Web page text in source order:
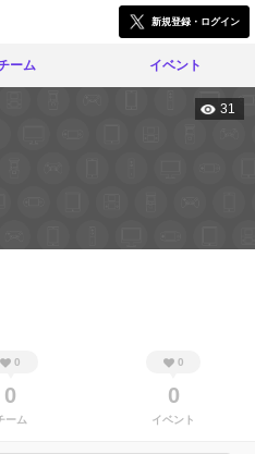
新規登録・ログイン
ーム イベント
31
0
0
ーム
0
0
イベント